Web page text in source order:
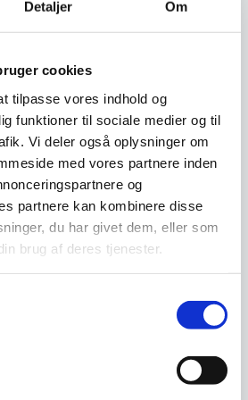
Detaljer Om
cookies
tilpasse vores indhold og
funktioner til sociale medier og til
Vi deler også oplysninger om
med vores partnere inden
og
partnere kan kombinere disse
du har givet dem, eller som
brug af deres tjenester.
valg for familier og
kvalitet og
& god kvalitet
til varen? Klik her
her